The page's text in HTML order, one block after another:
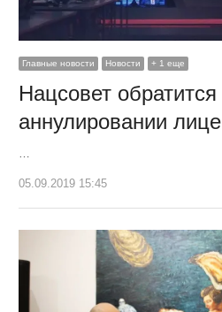
Главные новости Новости + 1 еще
Нацсовет
аннулировании
…
05.09.2019 15:45